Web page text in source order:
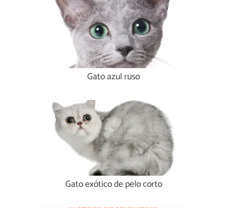
Gato azul ruso
Gato exótico de pelo corto